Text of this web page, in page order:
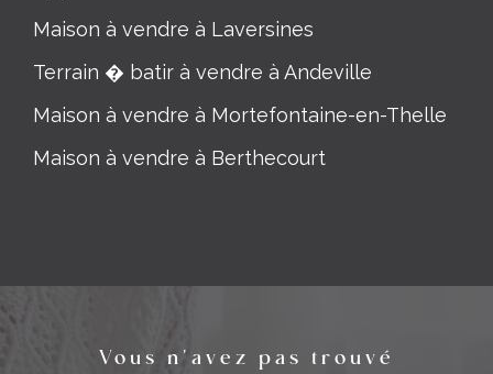
Maison à vendre à Laversines
Terrain � batir à vendre à Andeville
Maison à vendre à Mortefontaine-en-Thelle
Maison à vendre à Berthecourt
Vous n'avez pas trouvé